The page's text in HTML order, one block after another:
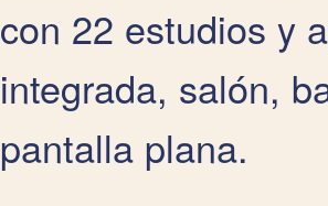
con 22 estudios y
integrada, salón,
pantalla plana.